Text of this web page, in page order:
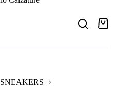
Carrello
SNEAKERS